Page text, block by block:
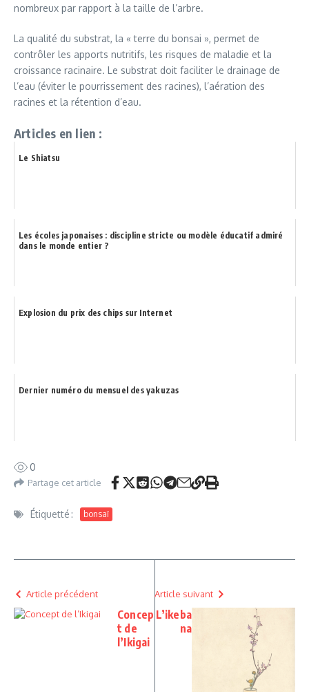
nombreux par rapport à la taille de l’arbre.
La qualité du substrat, la « terre du bonsai », permet de
contrôler les apports nutritifs, les risques de maladie et la
croissance racinaire. Le substrat doit faciliter le drainage de
l’eau (éviter le pourrissement des racines), l’aération des
racines et la rétention d’eau.
Articles en lien :
Le Shiatsu
Les écoles japonaises : discipline stricte ou modèle éducatif admiré
dans le monde entier ?
Explosion du prix des chips sur Internet
Dernier numéro du mensuel des yakuzas
0
Partage cet article
Étiquetté : bonsaï
Article précédent
Concep
t de
l’Ikigai
Article suivant
L’ikeba
na